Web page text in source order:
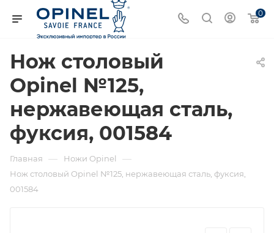
0
Нож столовый
Opinel №125,
нержавеющая сталь,
фуксия, 001584
Главная — Ножи Opinel —
Нож столовый Opinel №125, нержавеющая сталь, фуксия,
001584